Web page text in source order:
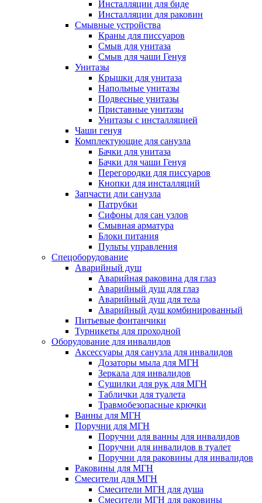
Инсталляции для биде
Инсталляции для раковин
Смывные устройства
Краны для писсуаров
Смыв для унитаза
Смыв для чаши Генуя
Унитазы
Крышки для унитаза
Напольные унитазы
Подвесные унитазы
Приставные унитазы
Унитазы с инсталляцией
Чаши генуя
Комплектующие для санузла
Бачки для унитаза
Бачки для чаши Генуя
Перегородки для писсуаров
Кнопки для инсталляций
Запчасти дли санузла
Патрубки
Сифоны для сан узлов
Смывная арматура
Блоки питания
Пульты управления
Спецоборудование
Аварийный душ
Аварийная раковина для глаз
Аварийный душ для глаз
Аварийный душ для тела
Аварийный душ комбинированный
Питьевые фонтанчики
Турникеты для проходной
Оборудование для инвалидов
Аксессуары для санузла для инвалидов
Дозаторы мыла для МГН
Зеркала для инвалидов
Сушилки для рук для МГН
Таблички для туалета
Травмобезопасные крючки
Ванны для МГН
Поручни для МГН
Поручни для ванны для инвалидов
Поручни для инвалидов в туалет
Поручни для раковины для инвалидов
Раковины для МГН
Смесители для МГН
Смесители МГН для душа
Смесители МГН для раковины